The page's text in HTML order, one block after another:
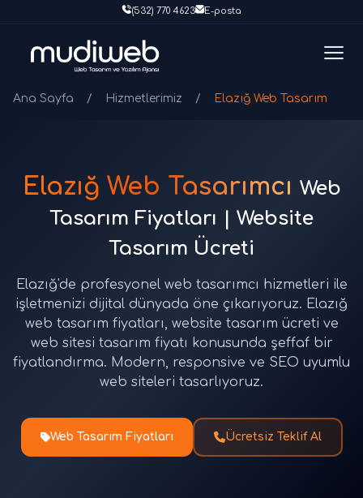
(532) 770 4623 E-posta
Ana Sayfa / Hizmetlerimiz / Elazığ Web Tasarım
Elazığ Web Tasarımcı Web
Tasarım Fiyatları | Website
Tasarım Ücreti
Elazığ'de profesyonel web tasarımcı hizmetleri ile
işletmenizi dijital dünyada öne çıkarıyoruz. Elazığ
web tasarım fiyatları, website tasarım ücreti ve
web sitesi tasarım fiyatı konusunda şeffaf bir
fiyatlandırma. Modern, responsive ve SEO uyumlu
web siteleri tasarlıyoruz.
Web Tasarım Fiyatları Ücretsiz Teklif Al